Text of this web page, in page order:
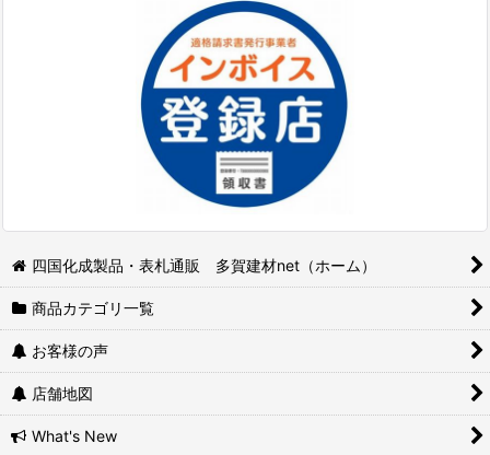
四国化成製品・表札通販 多賀建材net（ホーム）
商品カテゴリ一覧
お客様の声
店舗地図
What's New